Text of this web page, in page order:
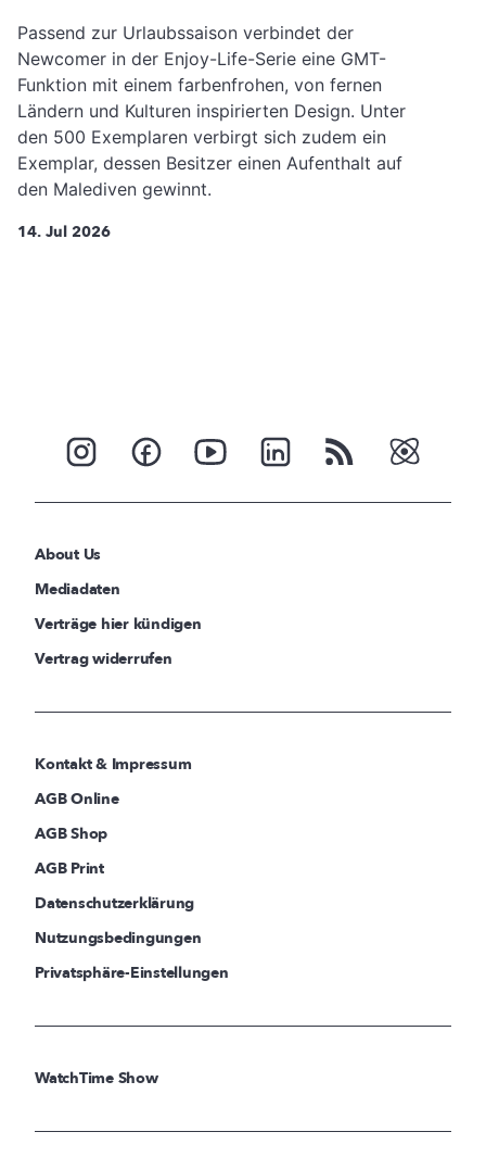
Passend zur Urlaubssaison verbindet der
Newcomer in der Enjoy-Life-Serie eine GMT-
Funktion mit einem farbenfrohen, von fernen
Ländern und Kulturen inspirierten Design. Unter
den 500 Exemplaren verbirgt sich zudem ein
Exemplar, dessen Besitzer einen Aufenthalt auf
den Malediven gewinnt.
14. Jul 2026
About Us
Mediadaten
Verträge hier kündigen
Vertrag widerrufen
Kontakt & Impressum
AGB Online
AGB Shop
AGB Print
Datenschutzerklärung
Nutzungsbedingungen
Privatsphäre-Einstellungen
WatchTime Show